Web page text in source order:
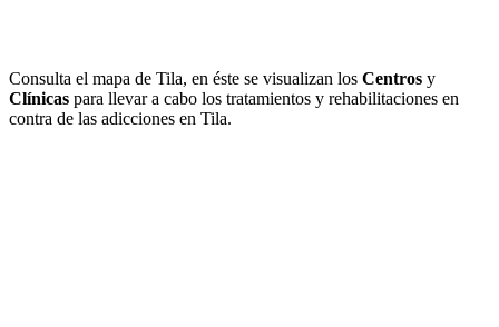
Consulta el mapa de Tila, en éste se visualizan los Centros y
Clínicas para llevar a cabo los tratamientos y rehabilitaciones en
contra de las adicciones en Tila.